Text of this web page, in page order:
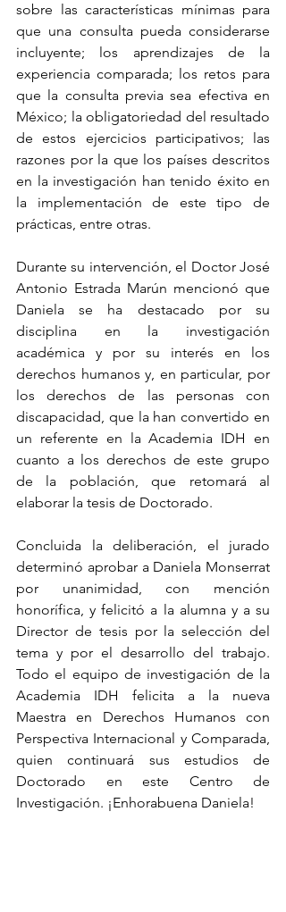
sobre las características mínimas para
que una consulta pueda considerarse
incluyente; los aprendizajes de la
experiencia comparada; los retos para
que la consulta previa sea efectiva en
México; la obligatoriedad del resultado
de estos ejercicios participativos; las
razones por la que los países descritos
en la investigación han tenido éxito en
la implementación de este tipo de
prácticas, entre otras.
Durante su intervención, el Doctor José
Antonio Estrada Marún mencionó que
Daniela se ha destacado por su
disciplina en la investigación
académica y por su interés en los
derechos humanos y, en particular, por
los derechos de las personas con
discapacidad, que la han convertido en
un referente en la Academia IDH en
cuanto a los derechos de este grupo
de la población, que retomará al
elaborar la tesis de Doctorado.
Concluida la deliberación, el jurado
determinó aprobar a Daniela Monserrat
por unanimidad, con mención
honorífica, y felicitó a la alumna y a su
Director de tesis por la selección del
tema y por el desarrollo del trabajo.
Todo el equipo de investigación de la
Academia IDH felicita a la nueva
Maestra en Derechos Humanos con
Perspectiva Internacional y Comparada,
quien continuará sus estudios de
Doctorado en este Centro de
Investigación. ¡Enhorabuena Daniela!